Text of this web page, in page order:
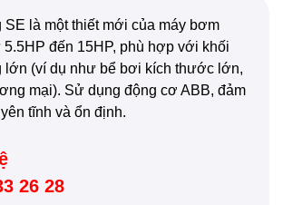
SE là một thiết mới của máy bơm
đến 15HP, phù hợp với khối
lớn (ví dụ như bể bơi kích thước lớn,
mại). Sử dụng động cơ ABB, đảm
tĩnh và ổn định.
26 28